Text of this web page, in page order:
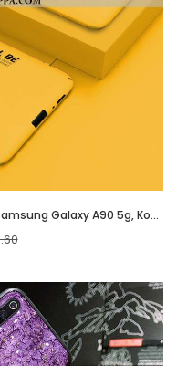
Kuori Samsung Galaxy A90 5g, Kuoret Samsung Galaxy A90 5g, Kotelo Samsung Galaxy A90 5g Suojaus Pest